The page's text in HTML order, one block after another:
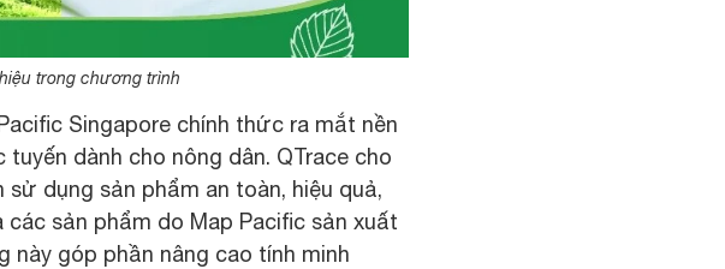
trong chương trình
Singapore chính thức ra mắt nền
dành cho nông dân. QTrace cho
dụng sản phẩm an toàn, hiệu quả,
sản phẩm do Map Pacific sản xuất
này góp phần nâng cao tính minh